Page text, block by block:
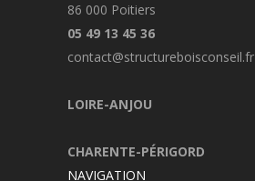
86 000 Poitiers
05 49 13 45 36
contact@structureboisconseil.fr
LOIRE-ANJOU
CHARENTE-PÉRIGORD
NAVIGATION